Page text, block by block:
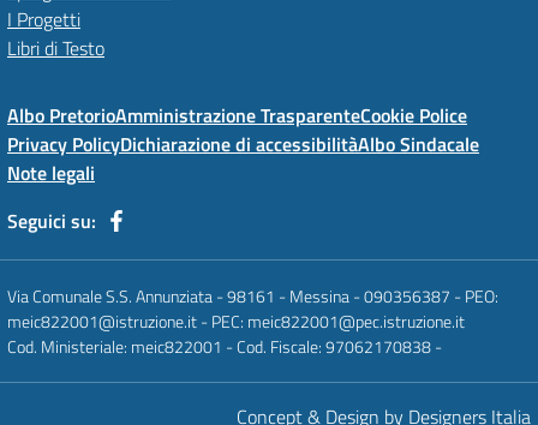
I Progetti
Libri di Testo
Albo PretorioAmministrazione TrasparenteCookie Police
Privacy PolicyDichiarazione di accessibilitàAlbo Sindacale
Note legali
Seguici su:
Via Comunale S.S. Annunziata - 98161 - Messina - 090356387 - PEO:
meic822001@istruzione.it - PEC: meic822001@pec.istruzione.it
Cod. Ministeriale: meic822001 - Cod. Fiscale: 97062170838 -
Concept & Design by Designers Italia